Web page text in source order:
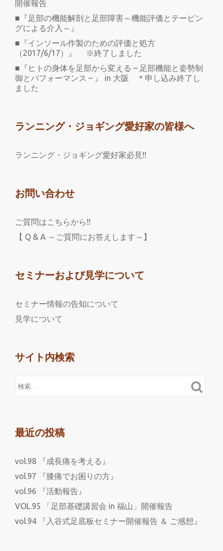
開催報告
■『足部の機能解剖と足部障害～機能評価とテーピン
グによる介入～』
■『インソール作製のための評価と処方
（2017/6/17）』 ※終了しました
■『ヒトの身体を足部から変える – 足部機能と姿勢制
御とパフォーマンス – 』 in 大阪 ＊申し込み終了し
ました
ランニング・ジョギング愛好家の皆様へ
ランニング・ジョギング愛好家必見!!
お問い合わせ
ご質問はこちらから!!
【 Q & A ～ご質問にお答えします～】
セミナーおよび見学について
セミナー情報の告知について
見学について
サイト内検索
最近の投稿
vol.98 『成長痛を考える』
vol.97 『膝痛でお困りの方』
vol.96 『活動報告』
VOL.95 「足部基礎講習会 in 福山」開催報告
vol.94 『入谷式足底板セミナー開催報告 ＆ ご感想』